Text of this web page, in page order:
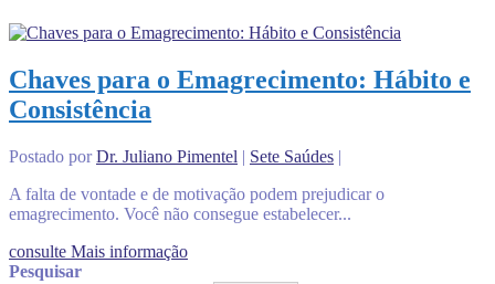
Chaves para o Emagrecimento: Hábito e
Consistência
Postado porDr. Juliano Pimentel | Sete Saúdes |
A falta de vontade e de motivação podem prejudicar o
emagrecimento. Você não consegue estabelecer...
consulte Mais informação
Pesquisar